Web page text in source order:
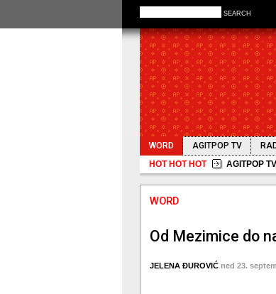
SEARCH
WORD AGITPOP TV
HOT HOT HOT
WORD
Od Mezimice do
JELENA ĐUROVIĆned 23.